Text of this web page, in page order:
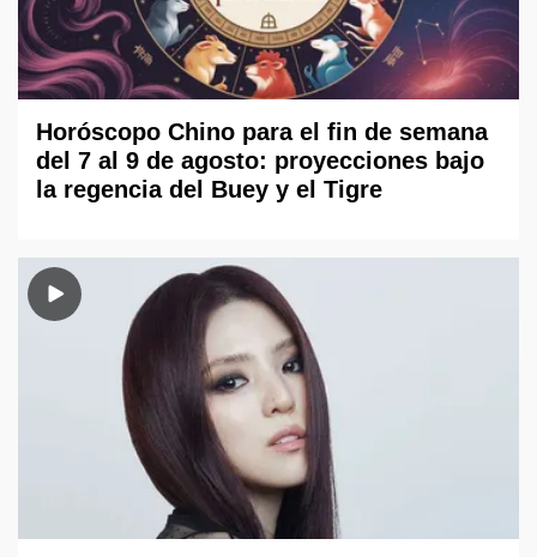
Horóscopo Chino para el fin de semana
del 7 al 9 de agosto: proyecciones bajo
la regencia del Buey y el Tigre